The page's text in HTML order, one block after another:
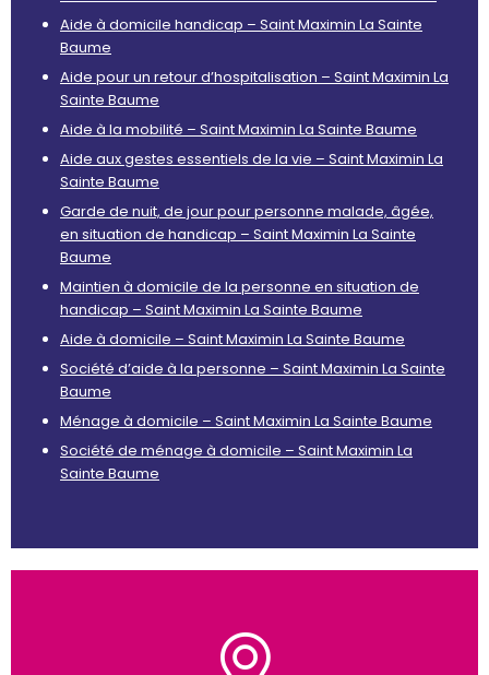
Aide à domicile handicap – Saint Maximin La Sainte
Baume
Aide pour un retour d’hospitalisation – Saint Maximin La
Sainte Baume
Aide à la mobilité – Saint Maximin La Sainte Baume
Aide aux gestes essentiels de la vie – Saint Maximin La
Sainte Baume
Garde de nuit, de jour pour personne malade, âgée,
en situation de handicap – Saint Maximin La Sainte
Baume
Maintien à domicile de la personne en situation de
handicap – Saint Maximin La Sainte Baume
Aide à domicile – Saint Maximin La Sainte Baume
Société d’aide à la personne – Saint Maximin La Sainte
Baume
Ménage à domicile – Saint Maximin La Sainte Baume
Société de ménage à domicile – Saint Maximin La
Sainte Baume